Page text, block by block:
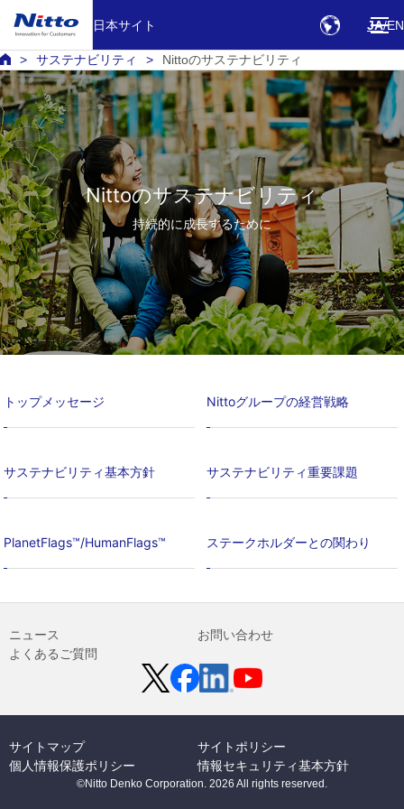
日本サイト JA EN
サステナビリティ Nittoのサステナビリティ
Nittoのサステナビリティ
持続的に成長するために
トップメッセージ Nittoグループの経営戦略
サステナビリティ基本方針 サステナビリティ重要課題
PlanetFlags™/HumanFlags™ ステークホルダーとの関わり
ニュース
お問い合わせ
よくあるご質問
サイトマップ
サイトポリシー
個人情報保護ポリシー
情報セキュリティ基本方針
©Nitto Denko Corporation. 2026 All rights reserved.